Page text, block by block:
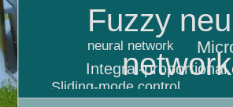
Fuzzy
network
Integral-proportional
Sliding-mode control
neural network